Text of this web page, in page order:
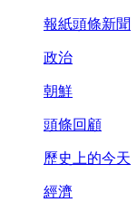
報紙頭條新聞
政治
朝鮮
頭條回顧
歷史上的今天
經濟